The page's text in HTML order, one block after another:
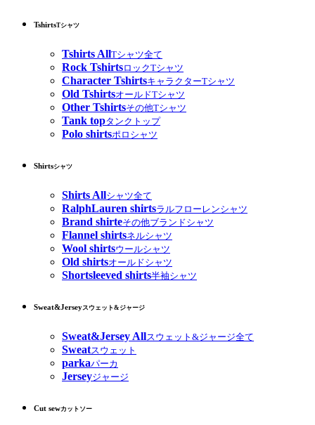
TshirtsTシャツ
Tshirts AllTシャツ全て
Rock TshirtsロックTシャツ
Character TshirtsキャラクターTシャツ
Old TshirtsオールドTシャツ
Other Tshirtsその他Tシャツ
Tank topタンクトップ
Polo shirtsポロシャツ
Shirtsシャツ
Shirts Allシャツ全て
RalphLauren shirtsラルフローレンシャツ
Brand shirteその他ブランドシャツ
Flannel shirtsネルシャツ
Wool shirtsウールシャツ
Old shirtsオールドシャツ
Shortsleeved shirts半袖シャツ
Sweat&Jerseyスウェット&ジャージ
Sweat&Jersey Allスウェット&ジャージ全て
Sweatスウェット
parkaパーカ
Jerseyジャージ
Cut sewカットソー